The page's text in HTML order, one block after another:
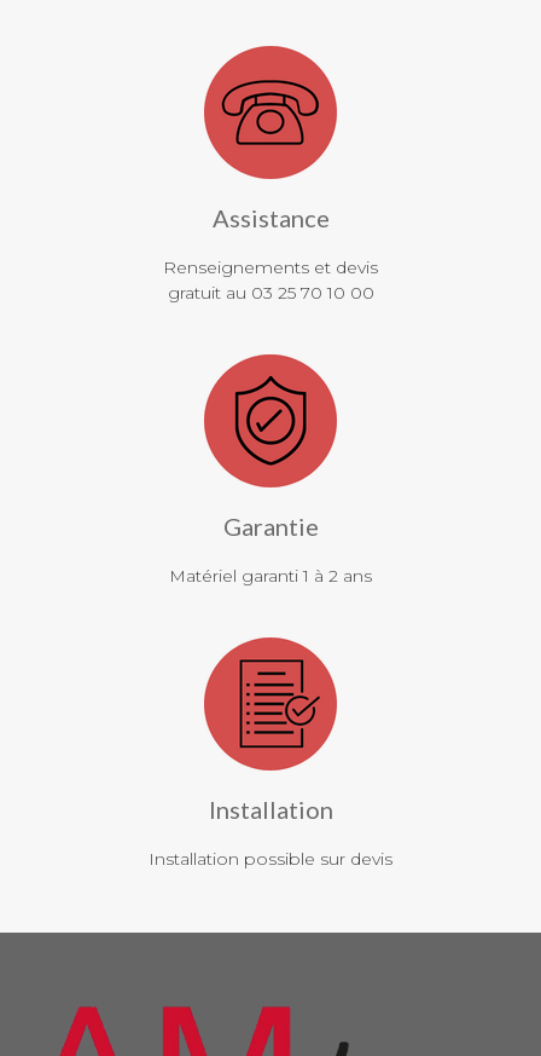
Assistance
Renseignements et devis
gratuit au 03 25 70 10 00
Garantie
Matériel garanti 1 à 2 ans
Installation
Installation possible sur devis